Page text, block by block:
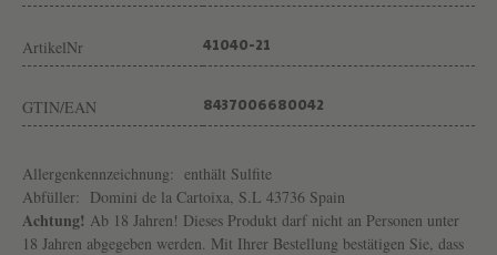
ArtikelNr 41040-21
GTIN/EAN 8437006680042
Allergenkennzeichnung: enthält Sulfite
Abfüller: Domini de la Cartoixa, S.L 43736 Spain
Achtung! Ab 18 Jahren! Dieses Produkt darf nicht an Personen unter
18 Jahren abgegeben werden. Mit Ihrer Bestellung bestätigen Sie, dass